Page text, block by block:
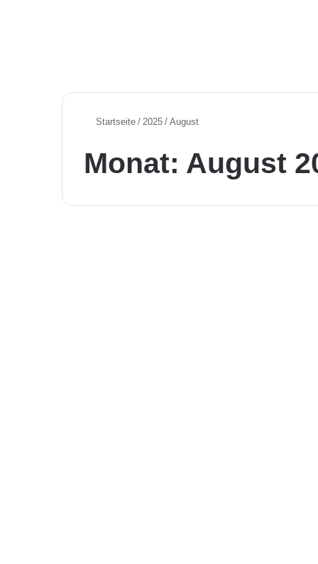
Startseite / 2025 / August
Monat: August